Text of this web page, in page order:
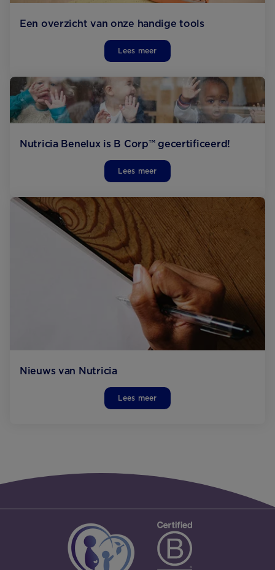
Een overzicht van onze handige tools
Lees meer
Nutricia Benelux is B Corp™ gecertificeerd!
Lees meer
Nieuws van Nutricia
Lees meer